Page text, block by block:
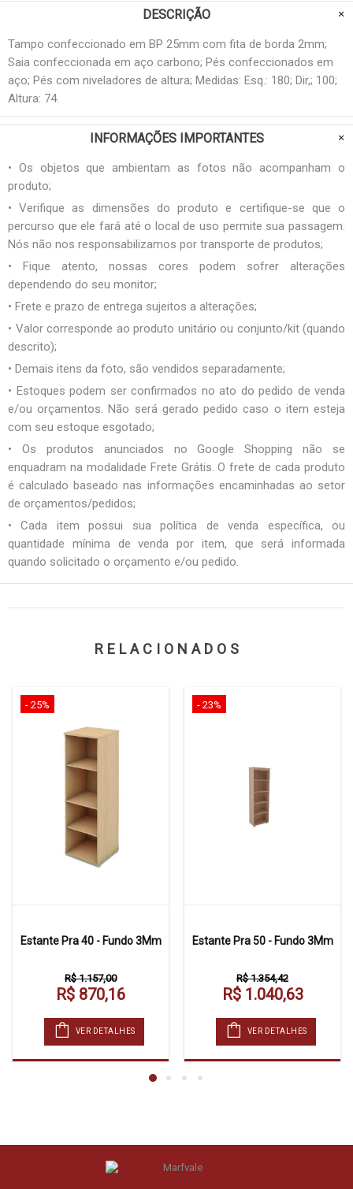
DESCRIÇÃO
Tampo confeccionado em BP 25mm com fita de borda 2mm;
Saia confeccionada em aço carbono; Pés confeccionados em
aço; Pés com niveladores de altura; Medidas: Esq.: 180; Dir,; 100;
Altura: 74.
INFORMAÇÕES IMPORTANTES
• Os objetos que ambientam as fotos não acompanham o
produto;
• Verifique as dimensões do produto e certifique-se que o
percurso que ele fará até o local de uso permite sua passagem.
Nós não nos responsabilizamos por transporte de produtos;
• Fique atento, nossas cores podem sofrer alterações
dependendo do seu monitor;
• Frete e prazo de entrega sujeitos a alterações;
• Valor corresponde ao produto unitário ou conjunto/kit (quando
descrito);
• Demais itens da foto, são vendidos separadamente;
• Estoques podem ser confirmados no ato do pedido de venda
e/ou orçamentos. Não será gerado pedido caso o item esteja
com seu estoque esgotado;
• Os produtos anunciados no Google Shopping não se
enquadram na modalidade Frete Grátis. O frete de cada produto
é calculado baseado nas informações encaminhadas ao setor
de orçamentos/pedidos;
• Cada item possui sua política de venda específica, ou
quantidade mínima de venda por item, que será informada
quando solicitado o orçamento e/ou pedido.
RELACIONADOS
- 25%
Estante Pra 40 - Fundo 3Mm
R$ 1.157,00
R$ 870,16
VER DETALHES
- 23%
Estante Pra 50 - Fundo 3Mm
R$ 1.354,42
R$ 1.040,63
VER DETALHES